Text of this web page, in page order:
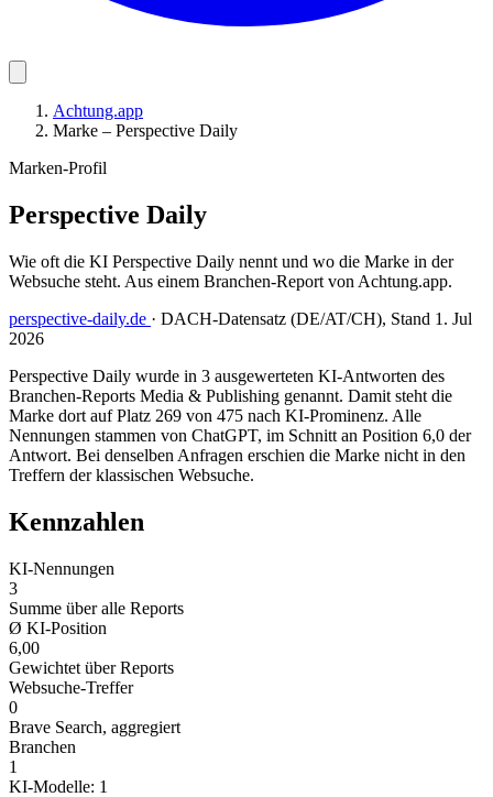
Achtung.app
Marke – Perspective Daily
Marken-Profil
Perspective Daily
Wie oft die KI Perspective Daily nennt und wo die Marke in der
Websuche steht. Aus einem Branchen-Report von Achtung.app.
perspective-daily.de · DACH-Datensatz (DE/AT/CH), Stand 1. Jul
2026
Perspective Daily wurde in 3 ausgewerteten KI-Antworten des
Branchen-Reports Media & Publishing genannt. Damit steht die
Marke dort auf Platz 269 von 475 nach KI-Prominenz. Alle
Nennungen stammen von ChatGPT, im Schnitt an Position 6,0 der
Antwort. Bei denselben Anfragen erschien die Marke nicht in den
Treffern der klassischen Websuche.
Kennzahlen
KI-Nennungen
3
Summe über alle Reports
Ø KI-Position
6,00
Gewichtet über Reports
Websuche-Treffer
0
Brave Search, aggregiert
Branchen
1
KI-Modelle: 1